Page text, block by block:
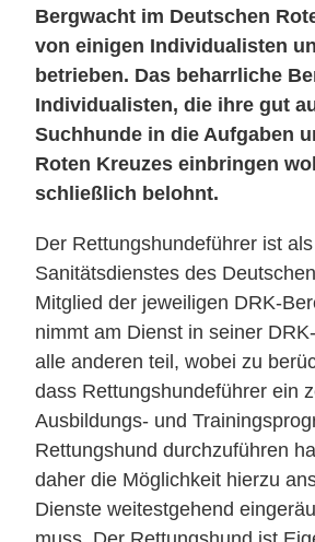
Bergwacht im Deutschen
von einigen Individualisten
betrieben. Das beharrliche
Individualisten, die ihre gut
Suchhunde in die Aufgaben
Roten Kreuzes einbringen
schließlich belohnt.
Der Rettungshundeführer ist
Sanitätsdienstes des
Mitglied der jeweiligen DRK-
nimmt am Dienst in seiner
alle anderen teil, wobei zu
dass Rettungshundeführer ein
Ausbildungs- und
Rettungshund durchzuführen
daher die Möglichkeit hierzu
Dienste weitestgehend